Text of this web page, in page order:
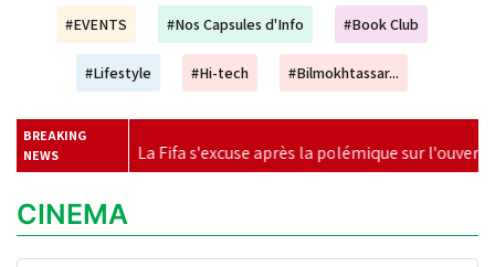
#EVENTS #Nos Capsules d'Info #Book Club
#Lifestyle #Hi-tech #Bilmokhtassar...
BREAKING
NEWSLa Fifa s'excuse après la polémique sur l'ouverture aux
CINEMA